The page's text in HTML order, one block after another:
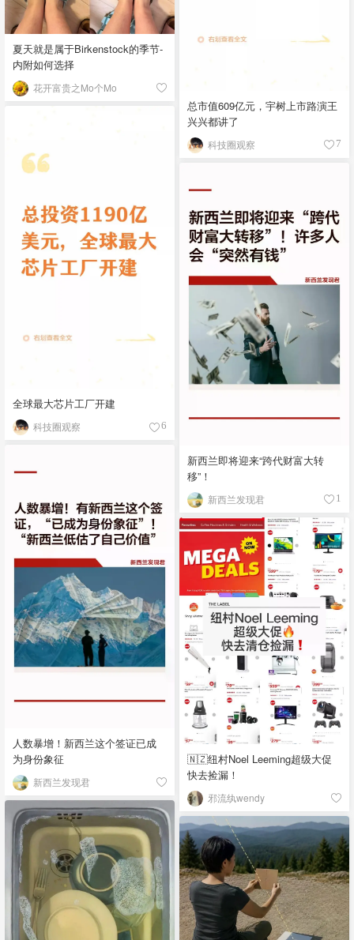
夏天就是属于Birkenstock的季节-
内附如何选择
花开富贵之Mo个Mo
总市值609亿元，宇树上市路演王
兴兴都讲了
科技圈观察 7
全球最大芯片工厂开建
科技圈观察 6
新西兰即将迎来“跨代财富大转
移”！
新西兰发现君 1
人数暴增！新西兰这个签证已成
为身份象征
新西兰发现君
🇳🇿纽村Noel Leeming超级大促
快去捡漏！
邪流纨wendy